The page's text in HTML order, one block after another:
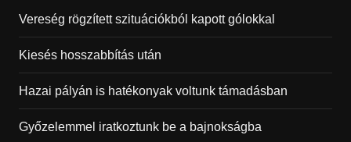
Vereség rögzített szituációkból kapott gólokkal
Kiesés hosszabbítás után
Hazai pályán is hatékonyak voltunk támadásban
Győzelemmel iratkoztunk be a bajnokságba